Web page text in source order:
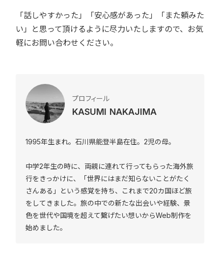
「話しやすかった」「安心感があった」「また頼みた
い」と思って頂けるように尽力いたしますので、お気
軽にお問い合わせください。
プロフィール
KASUMI NAKAJIMA
1995年生まれ。石川県能登半島在住。2児の母。
中学2年生の時に、両親に連れて行ってもらった海外旅
行をきっかけに、「世界にはまだ知らないことがたく
さんある」という感覚を持ち、これまで20カ国ほど旅
をしてきました。旅の中での新たな出会いや経験、景
色を世代や国境を超えて繋げたい想いからWeb制作を
始めました。